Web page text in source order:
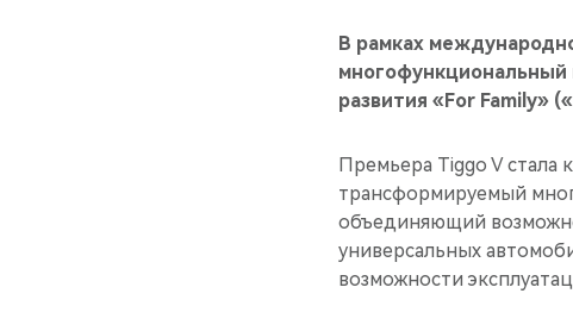
В рамках
многофункциональный
развития «For Family»
Премьера Tiggo V
трансформируемый
объединяющий
универсальных
возможности